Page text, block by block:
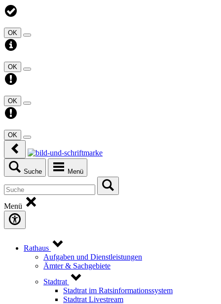
OK
OK
OK
OK
Suche Menü
Menü
Rathaus
Aufgaben und Dienstleistungen
Ämter & Sachgebiete
Stadtrat
Stadtrat im Ratsinformationssystem
Stadtrat Livestream